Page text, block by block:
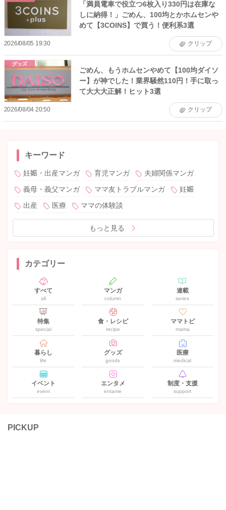
「満員電車で役立つ6枚入り330円は在庫な
しに納得！」ごめん、100均とかホムセンや
めて【3COINS】で買う！便利系3選
2026/08/05 19:30 クリップ
グッズ
ごめん、もうホムセンやめて【100均ダイソ
ー】が神でした！業界騒然110円！手に取っ
て大大大正解！ヒット3選
2026/08/04 20:50 クリップ
キーワード
妊娠・出産マンガ 育児マンガ
夫婦関係マンガ
義母・義父マンガ
ママ友トラブルマンガ
妊娠
出産
医療 ママの体験談
もっと見る
カテゴリー
すべて
all
マンガ
column
連載
series
特集
special
食・レシピ
recipe
ママトピ
mama
暮らし
life
グッズ
goods
医療
medical
イベント
event
エンタメ
entame
制度・支援
support
PICKUP